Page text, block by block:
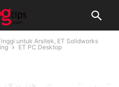
untuk Arsitek, ET Solidworks
ET PC Desktop